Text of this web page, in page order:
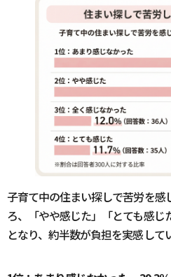
子育て中の住まい探しで苦労を感
ろ、「やや感じた」「とても感じ
となり、約半数が負担を実感して